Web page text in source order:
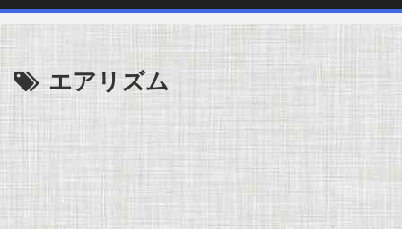
エアリズム